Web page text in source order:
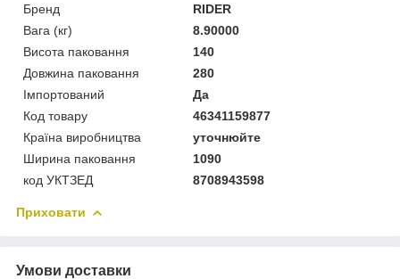
Бренд
RIDER
Вага (кг)
8.90000
Висота паковання
140
Довжина паковання
280
Імпортований
Да
Код товару
46341159877
Країна виробництва
уточнюйте
Ширина паковання
1090
код УКТЗЕД
8708943598
Приховати
Умови доставки